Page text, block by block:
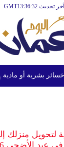
آخر تحديث GMT13:36:32
لتحويل منزلك
في عيد الأضحى 2026